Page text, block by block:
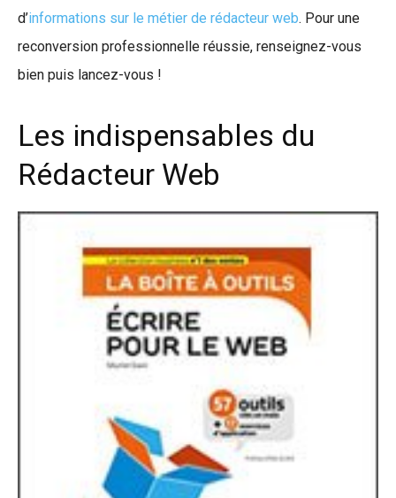
d’informations sur le métier de rédacteur web. Pour une
reconversion professionnelle réussie, renseignez-vous
bien puis lancez-vous !
Les indispensables du
Rédacteur Web